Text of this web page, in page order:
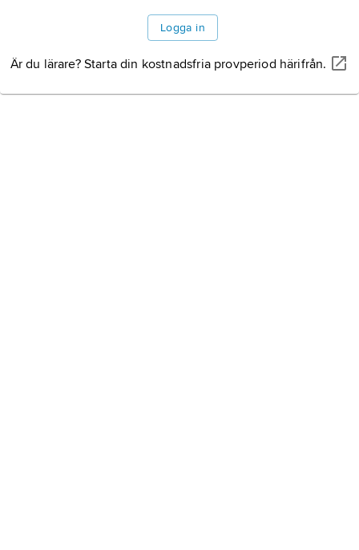
Logga in
Är du lärare? Starta din kostnadsfria provperiod härifrån.